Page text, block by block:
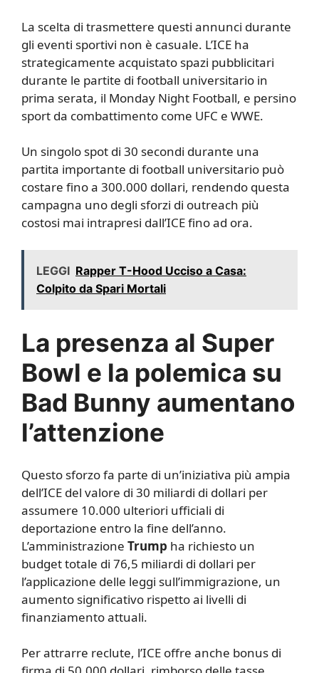
La scelta di trasmettere questi annunci durante
gli eventi sportivi non è casuale. L’ICE ha
strategicamente acquistato spazi pubblicitari
durante le partite di football universitario in
prima serata, il Monday Night Football, e persino
sport da combattimento come UFC e WWE.
Un singolo spot di 30 secondi durante una
partita importante di football universitario può
costare fino a 300.000 dollari, rendendo questa
campagna uno degli sforzi di outreach più
costosi mai intrapresi dall’ICE fino ad ora.
LEGGI Rapper T-Hood Ucciso a Casa:
Colpito da Spari Mortali
La presenza al Super
Bowl e la polemica su
Bad Bunny aumentano
l’attenzione
Questo sforzo fa parte di un’iniziativa più ampia
dell’ICE del valore di 30 miliardi di dollari per
assumere 10.000 ulteriori ufficiali di
deportazione entro la fine dell’anno.
L’amministrazione Trump ha richiesto un
budget totale di 76,5 miliardi di dollari per
l’applicazione delle leggi sull’immigrazione, un
aumento significativo rispetto ai livelli di
finanziamento attuali.
Per attrarre reclute, l’ICE offre anche bonus di